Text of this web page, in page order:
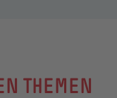
THEMEN